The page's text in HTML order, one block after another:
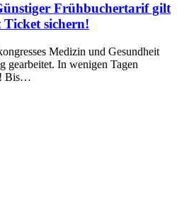
Frühbuchertarif gilt
Ticket sichern!
Medizin und Gesundheit
gearbeitet. In wenigen Tagen
Bis…